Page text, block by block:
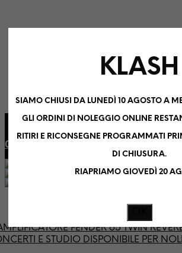
0287176990
KLASH
SIAMO CHIUSI DA LUNEDÌ 10 AGOSTO A
GLI ORDINI DI NOLEGGIO ONLINE
RITIRI E RICONSEGNE PROGRAMMATI
DI CHIUSURA.
RIAPRIAMO GIOVEDÌ 20